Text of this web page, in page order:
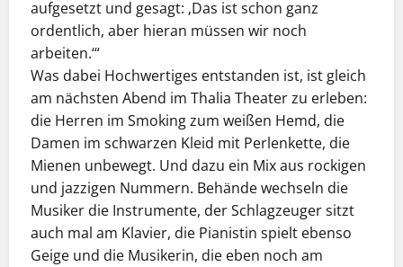
aufgesetzt und gesagt: ‚Das ist schon ganz
ordentlich, aber hieran müssen wir noch
arbeiten.‘“
Was dabei Hochwertiges entstanden ist, ist gleich
am nächsten Abend im Thalia Theater zu erleben:
die Herren im Smoking zum weißen Hemd, die
Damen im schwarzen Kleid mit Perlenkette, die
Mienen unbewegt. Und dazu ein Mix aus rockigen
und jazzigen Nummern. Behände wechseln die
Musiker die Instrumente, der Schlagzeuger sitzt
auch mal am Klavier, die Pianistin spielt ebenso
Geige und die Musikerin, die eben noch am